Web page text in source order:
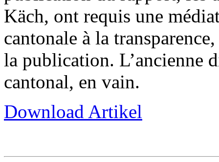
Käch, ont requis une
cantonale à la
la publication. L’ancienne
cantonal, en vain.
Download Artikel